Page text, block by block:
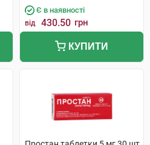
Є в наявності
від 430.50 грн
КУПИТИ